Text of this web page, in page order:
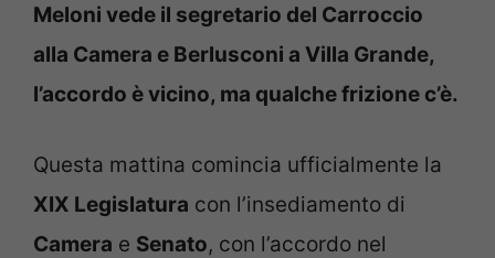
Meloni vede il segretario del Carroccio
alla Camera e Berlusconi a Villa Grande,
l’accordo è vicino, ma qualche frizione c’è.
Questa mattina comincia ufficialmente la
XIX Legislatura con l’insediamento di
Camera e Senato, con l’accordo nel